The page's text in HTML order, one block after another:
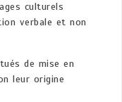
culturels
verbale et non
de mise en
leur origine